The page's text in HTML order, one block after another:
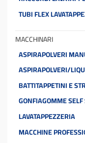
TUBI FLEX
MACCHINARI
ASPIRAPOLVERI
ASPIRAPOLVERI/
BATTITAPPETINI E
GONFIAGOMME
LAVATAPPEZZERIA
MACCHINE